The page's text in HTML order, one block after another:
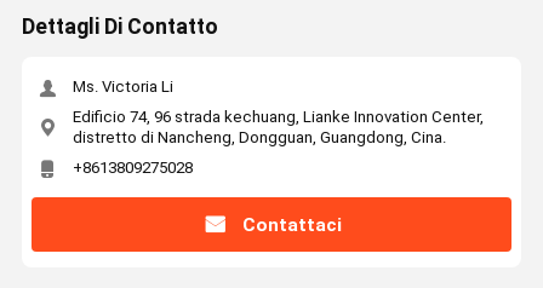
Dettagli Di Contatto
Ms. Victoria Li
Edificio 74, 96 strada kechuang, Lianke Innovation Center,
distretto di Nancheng, Dongguan, Guangdong, Cina.
+8613809275028
Contattaci